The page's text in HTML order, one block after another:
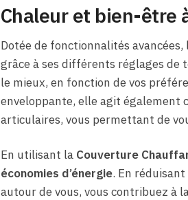
Chaleur et bien-être
Dotée de fonctionnalités
grâce à ses différents réglages de
le mieux, en fonction de vos
enveloppante, elle agit également
articulaires, vous permettant de
En utilisant la Couverture
économies d’énergie. En
autour de vous, vous contribuez à